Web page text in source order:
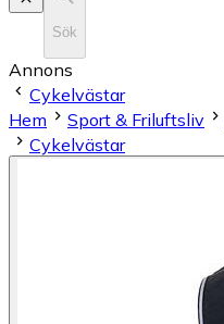
Sök
Annons
Cykelvästar
Hem
Sport & Friluftsliv
Cykelvästar